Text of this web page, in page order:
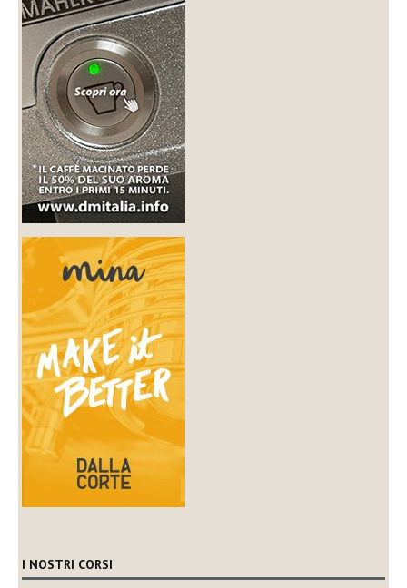
I NOSTRI CORSI